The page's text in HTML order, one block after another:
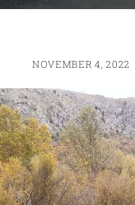
NOVEMBER 4, 2022